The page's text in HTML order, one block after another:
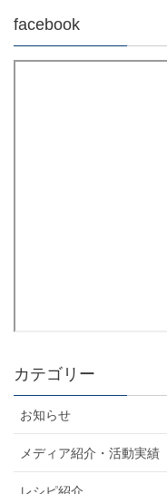
facebook
カテゴリー
お知らせ
メディア紹介・活動実績